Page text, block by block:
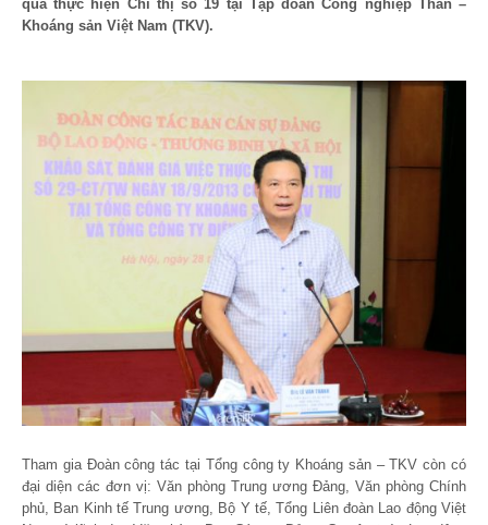
quả thực hiện Chỉ thị số 19 tại Tập đoàn Công nghiệp Than –
Khoáng sản Việt Nam (TKV).
Tham gia Đoàn công tác tại Tổng công ty Khoáng sản – TKV còn có
đại diện các đơn vị: Văn phòng Trung ương Đảng, Văn phòng Chính
phủ, Ban Kinh tế Trung ương, Bộ Y tế, Tổng Liên đoàn Lao động Việt